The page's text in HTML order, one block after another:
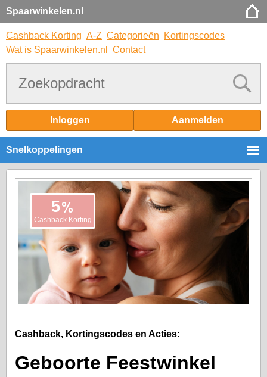
Spaarwinkelen.nl
Cashback Korting A-Z Categorieën
Kortingscodes
Wat is Spaarwinkelen.nl
Contact
Inloggen Aanmelden
Snelkoppelingen
5%
Cashback Korting
Cashback, Kortingscodes en Acties:
Geboorte Feestwinkel